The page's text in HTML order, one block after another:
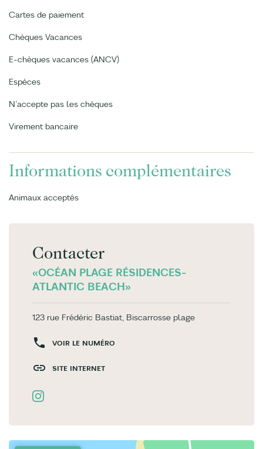
Cartes de paiement
Chèques Vacances
E-chèques vacances (ANCV)
Espèces
N’accepte pas les chèques
Virement bancaire
Informations complémentaires
Animaux acceptés
Contacter
«OCÉAN PLAGE RÉSIDENCES-
ATLANTIC BEACH»
123 rue Frédéric Bastiat, Biscarrosse plage
VOIR LE NUMÉRO
SITE INTERNET